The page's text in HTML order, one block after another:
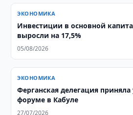
ЭКОНОМИКА
Инвестиции в основной
выросли на 17,5%
05/08/2026
ЭКОНОМИКА
​​​​​​​Ферганская делегация приняла
форуме в Кабуле
27/07/2026